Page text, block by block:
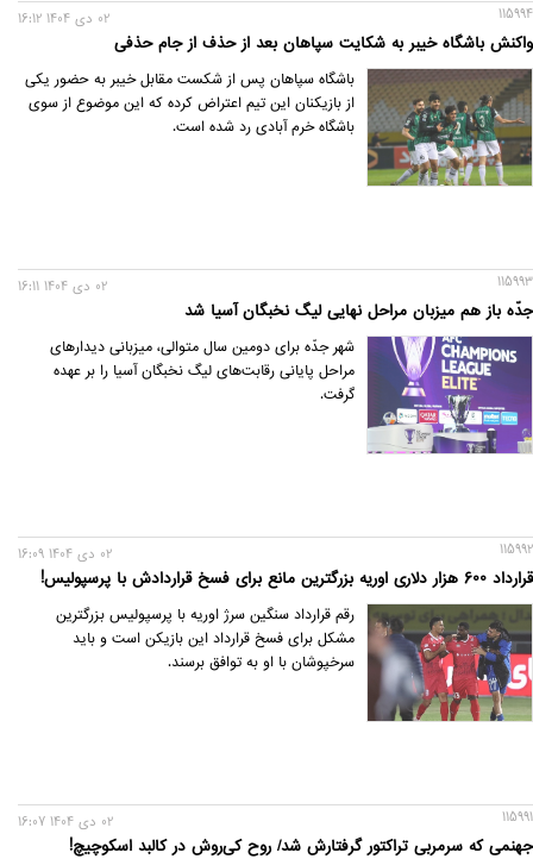
115994
واکنش باشگاه خیبر به شکایت سپاهان بعد از حذف از جام حذفی
02 دی 1404 16:12
باشگاه سپاهان پس از شکست مقابل خیبر به حضور یکی
از بازیکنان این تیم اعتراض کرده که این موضوع از سوی
باشگاه خرم آبادی رد شده است.
115993
جدّه باز هم میزبان مراحل نهایی لیگ نخبگان آسیا شد
02 دی 1404 16:11
شهر جدّه برای دومین سال متوالی، میزبانی دیدارهای
مراحل پایانی رقابت‌های لیگ نخبگان آسیا را بر عهده
گرفت.
115992
قرارداد 600 هزار دلاری اوریه بزرگترین مانع برای فسخ قراردادش با پرسپولیس!
02 دی 1404 16:09
رقم قرارداد سنگین سرژ اوریه با پرسپولیس بزرگترین
مشکل برای فسخ قرارداد این بازیکن است و باید
سرخپوشان با او به توافق برسند.
115991
جهنمی که سرمربی تراکتور گرفتارش شد/ روح کی‌روش در کالبد اسکوچیچ!
02 دی 1404 16:07